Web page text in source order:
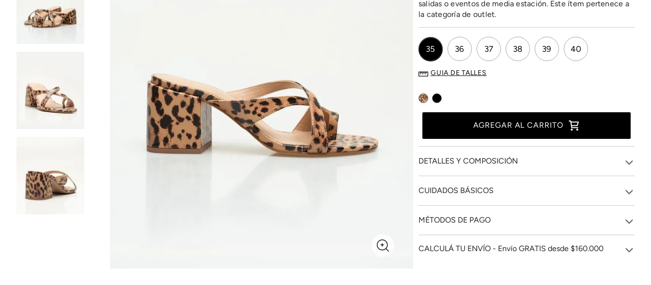
salidas o eventos de media estación. Este ítem pertenece a
la categoría de outlet.
35 36 37 38 39 40
GUIA DE TALLES
AGREGAR AL CARRITO
DETALLES Y COMPOSICIÓN
CUIDADOS BÁSICOS
MÉTODOS DE PAGO
CALCULÁ TU ENVÍO - Envío GRATIS desde $160.000